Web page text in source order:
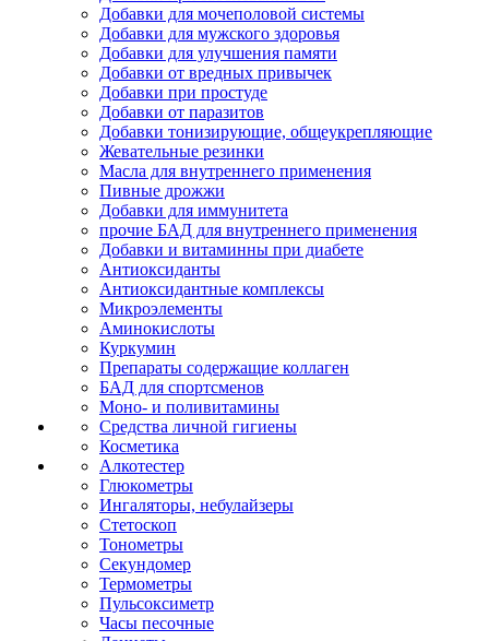
Добавки для мочеполовой системы
Добавки для мужского здоровья
Добавки для улучшения памяти
Добавки от вредных привычек
Добавки при простуде
Добавки от паразитов
Добавки тонизирующие, общеукрепляющие
Жевательные резинки
Масла для внутреннего применения
Пивные дрожжи
Добавки для иммунитета
прочие БАД для внутреннего применения
Добавки и витаминны при диабете
Антиоксиданты
Антиоксидантные комплексы
Микроэлементы
Аминокислоты
Куркумин
Препараты содержащие коллаген
БАД для спортсменов
Моно- и поливитамины
Средства личной гигиены
Косметика
Алкотестер
Глюкометры
Ингаляторы, небулайзеры
Стетоскоп
Тонометры
Секундомер
Термометры
Пульсоксиметр
Часы песочные